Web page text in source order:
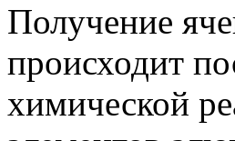
Получение
происходит
химической